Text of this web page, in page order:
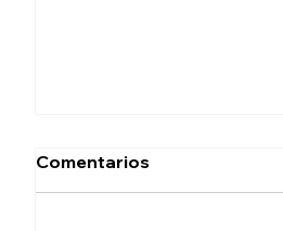
Comentarios